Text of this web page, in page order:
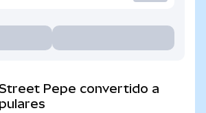
Pepe convertido a